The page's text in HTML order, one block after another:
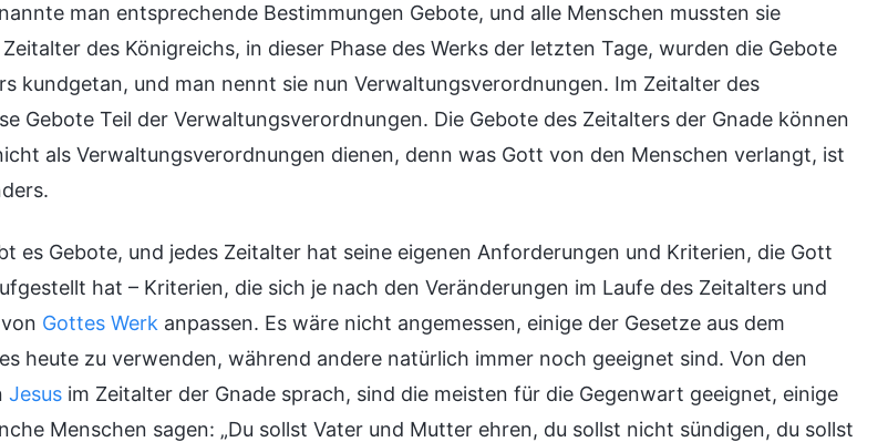
man entsprechende Bestimmungen Gebote, und alle Menschen mussten sie
des Königreichs, in dieser Phase des Werks der letzten Tage, wurden die Gebote
kundgetan, und man nennt sie nun Verwaltungsverordnungen. Im Zeitalter des
Gebote Teil der Verwaltungsverordnungen. Die Gebote des Zeitalters der Gnade können
als Verwaltungsverordnungen dienen, denn was Gott von den Menschen verlangt, ist
es Gebote, und jedes Zeitalter hat seine eigenen Anforderungen und Kriterien, die Gott
hat – Kriterien, die sich je nach den Veränderungen im Laufe des Zeitalters und
Gottes Werk anpassen. Es wäre nicht angemessen, einige der Gesetze aus dem
heute zu verwenden, während andere natürlich immer noch geeignet sind. Von den
Jesus im Zeitalter der Gnade sprach, sind die meisten für die Gegenwart geeignet, einige
Menschen sagen: „Du sollst Vater und Mutter ehren, du sollst nicht sündigen, du sollst